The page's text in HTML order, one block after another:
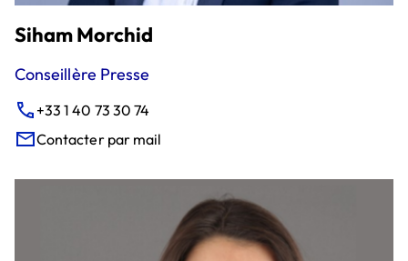
Siham Morchid
Conseillère Presse
+33 1 40 73 30 74
Contacter par mail